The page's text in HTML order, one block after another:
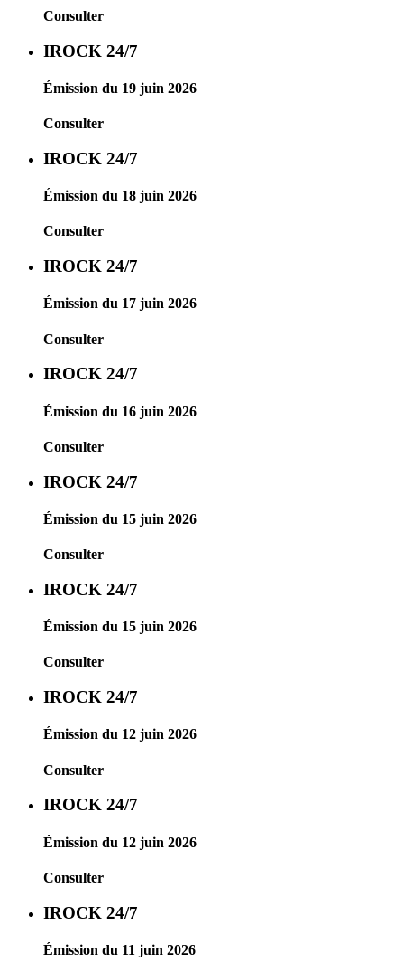
Consulter
IROCK 24/7
Émission du 19 juin 2026
Consulter
IROCK 24/7
Émission du 18 juin 2026
Consulter
IROCK 24/7
Émission du 17 juin 2026
Consulter
IROCK 24/7
Émission du 16 juin 2026
Consulter
IROCK 24/7
Émission du 15 juin 2026
Consulter
IROCK 24/7
Émission du 15 juin 2026
Consulter
IROCK 24/7
Émission du 12 juin 2026
Consulter
IROCK 24/7
Émission du 12 juin 2026
Consulter
IROCK 24/7
Émission du 11 juin 2026